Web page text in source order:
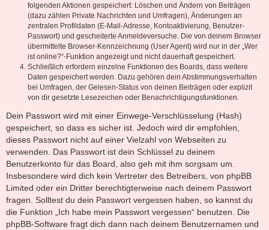
folgenden Aktionen gespeichert: Löschen und Ändern von Beiträgen
(dazu zählen Private Nachrichten und Umfragen), Änderungen an
zentralen Profildaten (E-Mail-Adresse, Kontoaktivierung, Benutzer-
Passwort) und gescheiterte Anmeldeversuche. Die von deinem Browser
übermittelte Browser-Kennzeichnung (User Agent) wird nur in der „Wer
ist online?“-Funktion angezeigt und nicht dauerhaft gespeichert.
Schließlich erfordern einzelne Funktionen des Boards, dass weitere
Daten gespeichert werden. Dazu gehören dein Abstimmungsverhalten
bei Umfragen, der Gelesen-Status von deinen Beiträgen oder explizit
von dir gesetzte Lesezeichen oder Benachrichtigungsfunktionen.
Dein Passwort wird mit einer Einwege-Verschlüsselung (Hash)
gespeichert, so dass es sicher ist. Jedoch wird dir empfohlen,
dieses Passwort nicht auf einer Vielzahl von Webseiten zu
verwenden. Das Passwort ist dein Schlüssel zu deinem
Benutzerkonto für das Board, also geh mit ihm sorgsam um.
Insbesondere wird dich kein Vertreter des Betreibers, von phpBB
Limited oder ein Dritter berechtigterweise nach deinem Passwort
fragen. Solltest du dein Passwort vergessen haben, so kannst du
die Funktion „Ich habe mein Passwort vergessen“ benutzen. Die
phpBB-Software fragt dich dann nach deinem Benutzernamen und